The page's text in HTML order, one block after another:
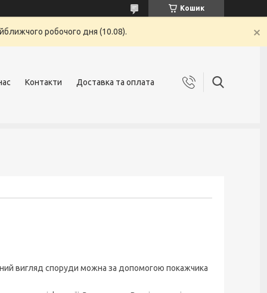
Кошик
робочого дня (10.08).
Контакти Доставка та оплата
вигляд споруди можна за допомогою покажчика